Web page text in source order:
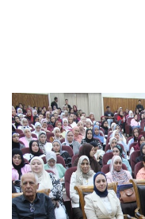
الأنظمة الذكية
الإعلام
تواصل معنا